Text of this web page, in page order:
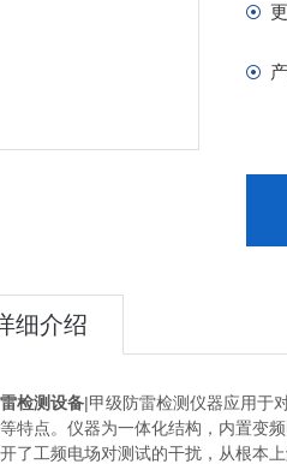
细介绍
检测设备|甲级防雷检测仪器应用于
特点。仪器为一体化结构，内置变
了工频电场对测试的干扰，从根本